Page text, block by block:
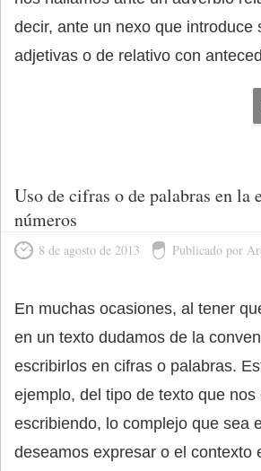
decir, ante un nexo que introduce
adjetivas o de relativo con
Uso de cifras o de palabras en la
números
8 de agosto de 2013 Publicado por
En muchas ocasiones, al tener
en un texto dudamos de la
escribirlos en cifras o palabras.
ejemplo, del tipo de texto que nos
escribiendo, lo complejo que sea
deseamos expresar o el contexto